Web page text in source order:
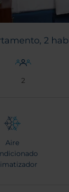
2
2
Aire